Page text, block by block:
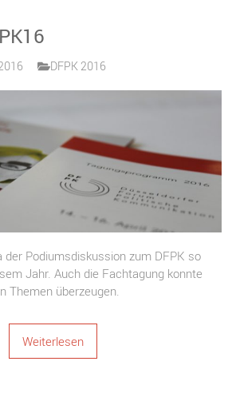
DFPK 2016
der Podiumsdiskussion zum DFPK so
Jahr. Auch die Fachtagung konnte
Themen überzeugen.
Weiterlesen